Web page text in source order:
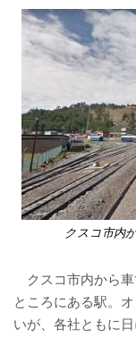
クスコ市内
クスコ市内から車
ところにある駅。
いが、各社ともに